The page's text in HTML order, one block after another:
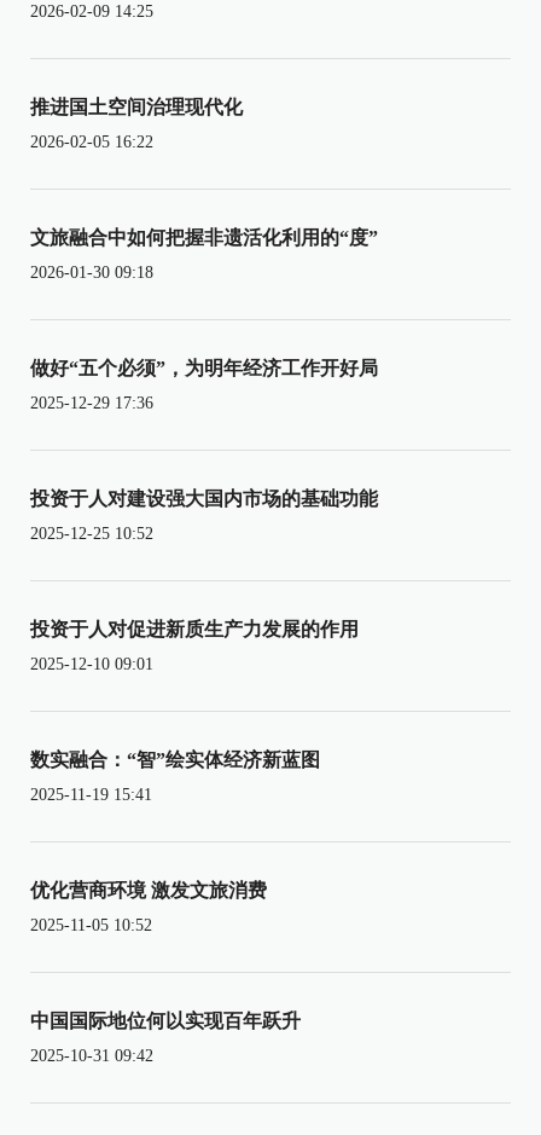
2026-02-09 14:25
推进国土空间治理现代化
2026-02-05 16:22
文旅融合中如何把握非遗活化利用的“度”
2026-01-30 09:18
做好“五个必须”，为明年经济工作开好局
2025-12-29 17:36
投资于人对建设强大国内市场的基础功能
2025-12-25 10:52
投资于人对促进新质生产力发展的作用
2025-12-10 09:01
数实融合：“智”绘实体经济新蓝图
2025-11-19 15:41
优化营商环境 激发文旅消费
2025-11-05 10:52
中国国际地位何以实现百年跃升
2025-10-31 09:42